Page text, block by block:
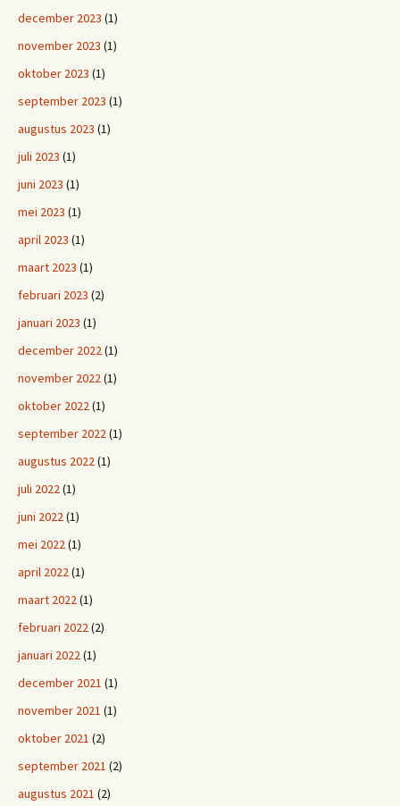
december 2023 (1)
november 2023 (1)
oktober 2023 (1)
september 2023 (1)
augustus 2023 (1)
juli 2023 (1)
juni 2023 (1)
mei 2023 (1)
april 2023 (1)
maart 2023 (1)
februari 2023 (2)
januari 2023 (1)
december 2022(1)
november 2022(1)
oktober 2022(1)
september 2022(1)
augustus 2022(1)
juli 2022(1)
juni 2022(1)
mei 2022(1)
april 2022(1)
maart 2022(1)
februari 2022(2)
januari 2022(1)
december 2021 (1)
november 2021 (1)
oktober 2021 (2)
september 2021 (2)
augustus 2021 (2)